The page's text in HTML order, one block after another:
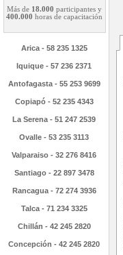
Más de 18.000 participantes y
400.000 horas de capacitación
Arica - 58 235 1325
Iquique - 57 236 2371
Antofagasta - 55 253 9699
Copiapó - 52 235 4343
La Serena - 51 247 2539
Ovalle - 53 235 3113
Valparaiso - 32 276 8416
Santiago - 22 897 3478
Rancagua - 72 274 3936
Talca - 71 234 3325
Chillán - 42 245 2820
Concepción - 42 245 2820